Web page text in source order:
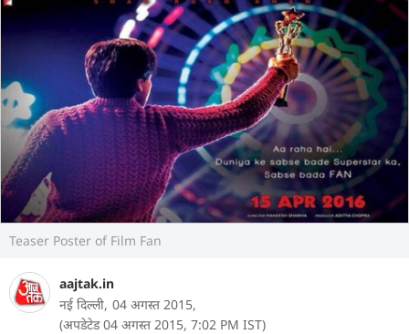
Teaser Poster of Film Fan
aajtak.in
नई दिल्ली, 04 अगस्त 2015,
(अपडेटेड 04 अगस्त 2015, 7:02 PM IST)